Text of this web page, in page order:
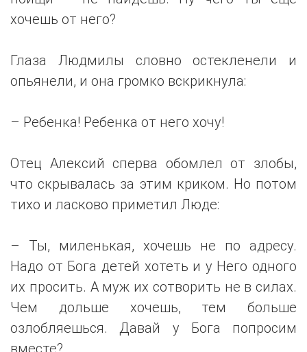
хочешь от него?
Глаза Людмилы словно остекленели и
опьянели, и она громко вскрикнула:
– Ребенка! Ребенка от него хочу!
Отец Алексий сперва обомлел от злобы,
что скрывалась за этим криком. Но потом
тихо и ласково приметил Люде:
– Ты, миленькая, хочешь не по адресу.
Надо от Бога детей хотеть и у Него одного
их просить. А муж их сотворить не в силах.
Чем дольше хочешь, тем больше
озлобляешься. Давай у Бога попросим
вместе?